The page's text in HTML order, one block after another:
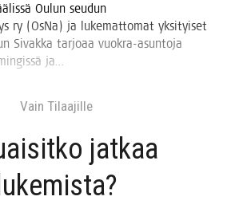
Oulun seu­dun
ry (OsNa) ja luke­mat­to­mat yksi­tyi­set
Sivak­ka tar­jo­aa vuo­kra-asun­to­ja
ja…
Vain Tilaa­jil­le
jat­kaa
lukemista?